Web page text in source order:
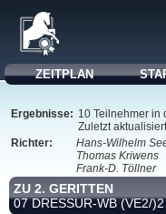
ZEITPLAN
Ergebnisse: 10 Teilnehmer in
Zuletzt
Richter:
Hans-Wilhelm
Thomas Kriwens
Frank-D. Töllner
ZU 2. GERITTEN
07 DRESSUR-WB (VE2/)2